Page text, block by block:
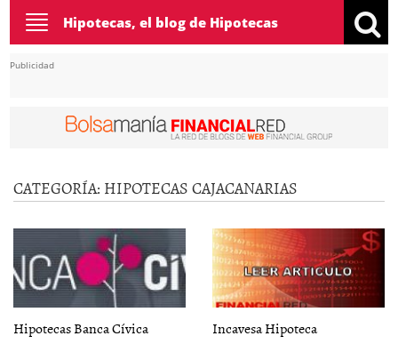
Toggle
navigation
Hipotecas, el blog de Hipotecas
Publicidad
CATEGORÍA: HIPOTECAS CAJACANARIAS
Hipotecas Banca Cívica Incavesa Hipoteca